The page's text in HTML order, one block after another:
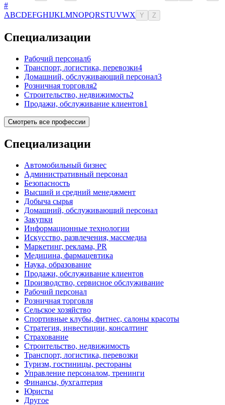
#
ABCDEFGHIJKLMNOPQRSTUVWX Y Z
Специализации
Рабочий персонал6
Транспорт, логистика, перевозки4
Домашний, обслуживающий персонал3
Розничная торговля2
Строительство, недвижимость2
Продажи, обслуживание клиентов1
Смотреть все профессии
Специализации
Автомобильный бизнес
Административный персонал
Безопасность
Высший и средний менеджмент
Добыча сырья
Домашний, обслуживающий персонал
Закупки
Информационные технологии
Искусство, развлечения, массмедиа
Маркетинг, реклама, PR
Медицина, фармацевтика
Наука, образование
Продажи, обслуживание клиентов
Производство, сервисное обслуживание
Рабочий персонал
Розничная торговля
Сельское хозяйство
Спортивные клубы, фитнес, салоны красоты
Стратегия, инвестиции, консалтинг
Страхование
Строительство, недвижимость
Транспорт, логистика, перевозки
Туризм, гостиницы, рестораны
Управление персоналом, тренинги
Финансы, бухгалтерия
Юристы
Другое